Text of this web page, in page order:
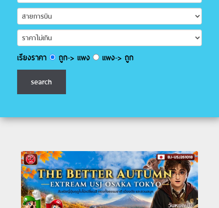
เรียงราคา ถูก-> แพง แพง-> ถูก